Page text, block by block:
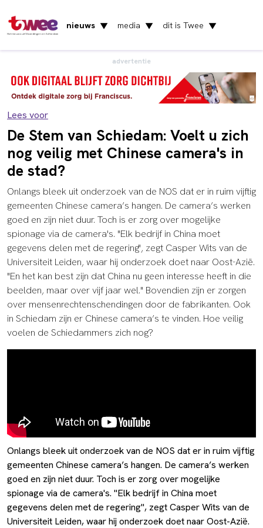
Het nieuws uit Vlaardingen en Schiedam
nieuws ▼ media ▼ dit is Twee ▼
advertentie
Lees voor
De Stem van Schiedam: Voelt u zich
nog veilig met Chinese camera's in
de stad?
Onlangs bleek uit onderzoek van de NOS dat er in ruim vijftig
gemeenten Chinese camera’s hangen. De camera’s werken
goed en zijn niet duur. Toch is er zorg over mogelijke
spionage via de camera's. "Elk bedrijf in China moet
gegevens delen met de regering", zegt Casper Wits van de
Universiteit Leiden, waar hij onderzoek doet naar Oost-Azië.
"En het kan best zijn dat China nu geen interesse heeft in die
beelden, maar over vijf jaar wel." Bovendien zijn er zorgen
over mensenrechtenschendingen door de fabrikanten. Ook
in Schiedam zijn er Chinese camera’s te vinden. Hoe veilig
voelen de Schiedammers zich nog?
Onlangs bleek uit onderzoek van de NOS dat er in ruim vijftig
gemeenten Chinese camera’s hangen. De camera’s werken
goed en zijn niet duur. Toch is er zorg over mogelijke
spionage via de camera's. "Elk bedrijf in China moet
gegevens delen met de regering", zegt Casper Wits van de
Universiteit Leiden, waar hij onderzoek doet naar Oost-Azië.